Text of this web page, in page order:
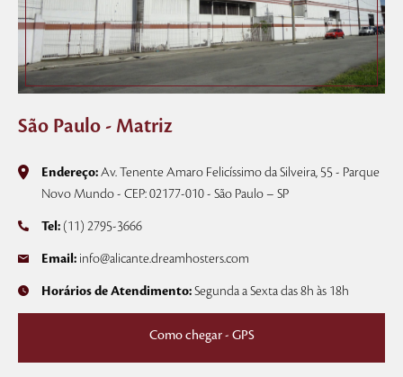
São Paulo - Matriz
Endereço:Av. Tenente Amaro Felicíssimo da Silveira, 55 - Parque
Novo Mundo - CEP: 02177-010 - São Paulo – SP
Tel: (11) 2795-3666
Email: info@alicante.dreamhosters.com
Horários de Atendimento:Segunda a Sexta das 8h às 18h
Como chegar - GPS